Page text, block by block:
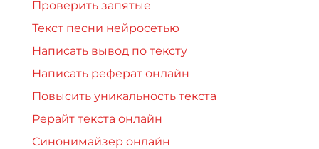
Проверить запятые
Текст песни нейросетью
Написать вывод по тексту
Написать реферат онлайн
Повысить уникальность текста
Рерайт текста онлайн
Синонимайзер онлайн